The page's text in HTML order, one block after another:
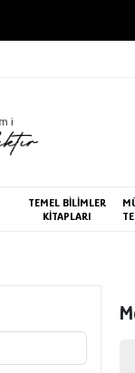
TEMEL BİLİMLER
KİTAPLARI